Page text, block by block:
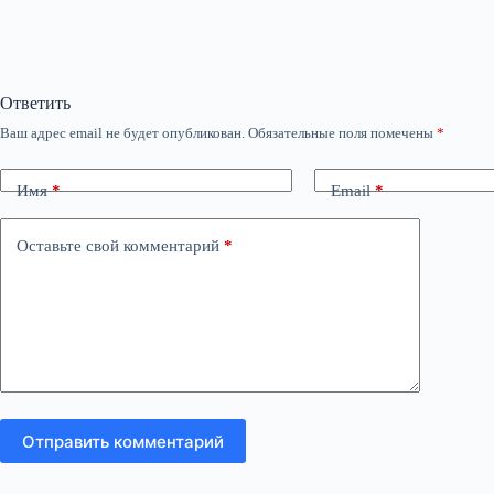
Ответить
Ваш адрес email не будет опубликован. Обязательные поля помечены *
Имя* Email*
Оставьте свой комментарий *
Отправить комментарий